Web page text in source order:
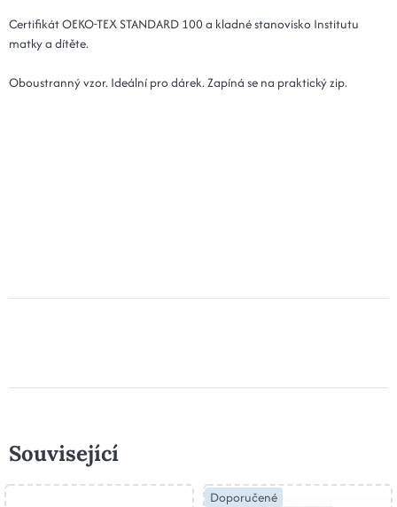
Certifikát OEKO-TEX STANDARD 100 a kladné stanovisko Institutu
matky a dítěte.
Oboustranný vzor. Ideální pro dárek. Zapíná se na praktický zip.
Související
Doporučené